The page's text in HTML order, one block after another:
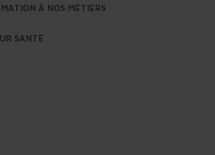
À NOS MÉTIERS
SANTÉ